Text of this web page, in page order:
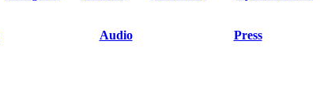
Audio Press